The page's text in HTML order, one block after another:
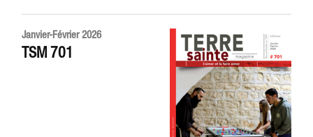
Janvier-Février 2026
TSM 701